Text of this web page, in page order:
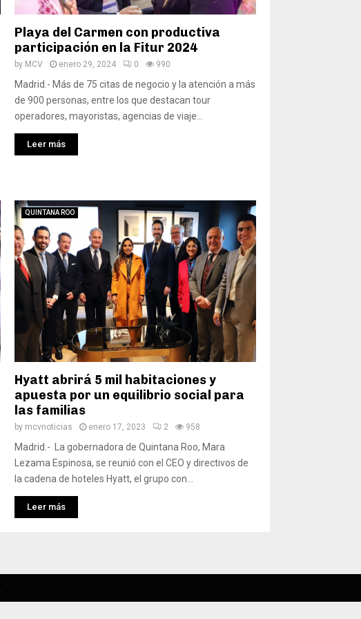
Playa del Carmen con productiva
participación en la Fitur 2024
by MCV enero 29, 2024 0 990
Madrid.- Más de 75 citas de negocio y la atención a más
de 900 personas, entre los que destacan tour
operadores, mayoristas, agencias de viaje...
Leer más
QUINTANA ROO
Hyatt abrirá 5 mil habitaciones y
apuesta por un equilibrio social para
las familias
by mcvnoticias enero 17, 2023 2 958
Madrid.- La gobernadora de Quintana Roo, Mara
Lezama Espinosa, se reunió con el CEO y directivos de
la cadena de hoteles Hyatt, el grupo con...
Leer más